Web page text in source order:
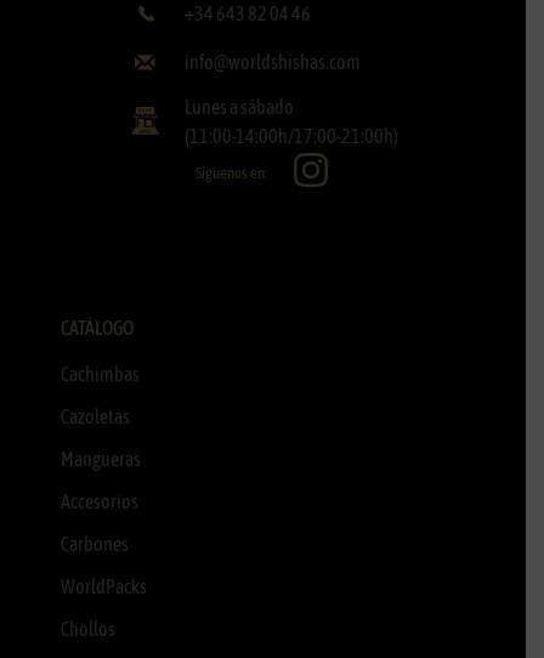
+34 643 82 04 46
info@worldshishas.com
Lunes a sábado
(11:00-14:00h/17:00-21:00h)
Síguenos en:
CATÁLOGO
Cachimbas
Cazoletas
Mangueras
Accesorios
Carbones
WorldPacks
Chollos